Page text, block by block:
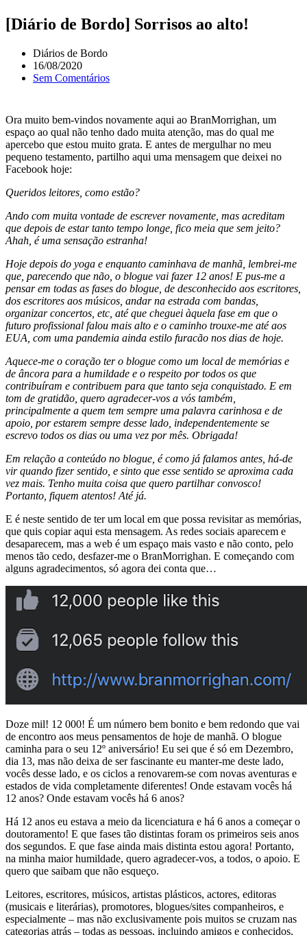
[Diário de Bordo] Sorrisos ao alto!
Diários de Bordo
16/08/2020
Sem Comentários
Ora muito bem-vindos novamente aqui ao BranMorrighan, um
espaço ao qual não tenho dado muita atenção, mas do qual me
apercebo que estou muito grata. E antes de mergulhar no meu
pequeno testamento, partilho aqui uma mensagem que deixei no
Facebook hoje:
Queridos leitores, como estão?
Ando com muita vontade de escrever novamente, mas acreditam
que depois de estar tanto tempo longe, fico meia que sem jeito?
Ahah, é uma sensação estranha!
Hoje depois do yoga e enquanto caminhava de manhã, lembrei-me
que, parecendo que não, o blogue vai fazer 12 anos! E pus-me a
pensar em todas as fases do blogue, de desconhecido aos escritores,
dos escritores aos músicos, andar na estrada com bandas,
organizar concertos, etc, até que cheguei àquela fase em que o
futuro profissional falou mais alto e o caminho trouxe-me até aos
EUA, com uma pandemia ainda estilo furacão nos dias de hoje.
Aquece-me o coração ter o blogue como um local de memórias e
de âncora para a humildade e o respeito por todos os que
contribuíram e contribuem para que tanto seja conquistado. E em
tom de gratidão, quero agradecer-vos a vós também,
principalmente a quem tem sempre uma palavra carinhosa e de
apoio, por estarem sempre desse lado, independentemente se
escrevo todos os dias ou uma vez por mês. Obrigada!
Em relação a conteúdo no blogue, é como já falamos antes, há-de
vir quando fizer sentido, e sinto que esse sentido se aproxima cada
vez mais. Tenho muita coisa que quero partilhar convosco!
Portanto, fiquem atentos! Até já.
E é neste sentido de ter um local em que possa revisitar as memórias,
que quis copiar aqui esta mensagem. As redes sociais aparecem e
desaparecem, mas a web é um espaço mais vasto e não conto, pelo
menos tão cedo, desfazer-me o BranMorrighan. E começando com
alguns agradecimentos, só agora dei conta que…
Doze mil! 12 000! É um número bem bonito e bem redondo que vai
de encontro aos meus pensamentos de hoje de manhã. O blogue
caminha para o seu 12º aniversário! Eu sei que é só em Dezembro,
dia 13, mas não deixa de ser fascinante eu manter-me deste lado,
vocês desse lado, e os ciclos a renovarem-se com novas aventuras e
estados de vida completamente diferentes! Onde estavam vocês há
12 anos? Onde estavam vocês há 6 anos?
Há 12 anos eu estava a meio da licenciatura e há 6 anos a começar o
doutoramento! E que fases tão distintas foram os primeiros seis anos
dos segundos. E que fase ainda mais distinta estou agora! Portanto,
na minha maior humildade, quero agradecer-vos, a todos, o apoio. E
quero que saibam que não esqueço.
Leitores, escritores, músicos, artistas plásticos, actores, editoras
(musicais e literárias), promotores, blogues/sites companheiros, e
especialmente – mas não exclusivamente pois muitos se cruzam nas
categorias atrás – todas as pessoas, incluindo amigos e conhecidos,